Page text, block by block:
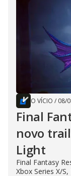
O VÍCIO / 08/
Final
novo
Light
Final Fantasy
Xbox Series X/